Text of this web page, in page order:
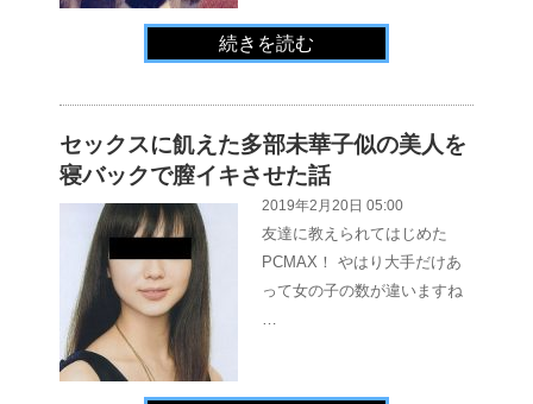
続きを読む
セックスに飢えた多部未華子似の美人を
寝バックで膣イキさせた話
2019年2月20日 05:00
友達に教えられてはじめた
PCMAX！ やはり大手だけあ
って女の子の数が違いますね